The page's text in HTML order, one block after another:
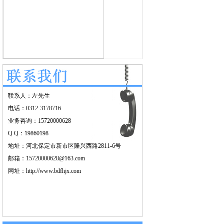
联系人：左先生
电话：0312-3178716
业务咨询：15720000628
Q Q：19860198
地址：河北保定市新市区隆兴西路2811-6号
邮箱：15720000628@163.com
网址： http://www.bdfhjx.com